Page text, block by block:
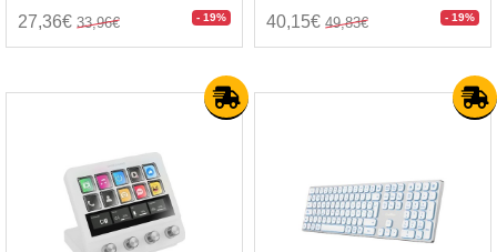
27,36€ 33,96€ - 19% 40,15€ 49,83€ - 19%